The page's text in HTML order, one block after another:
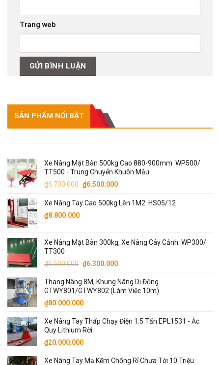
Trang web
SẢN PHẨM NỔI BẬT
Xe Nâng Mặt Bàn 500kg Cao 880-900mm. WP500/
TT500 - Trung Chuyển Khuôn Mẫu
₫6.700.000 Giá
là:
₫6.500.000Giá
tại
Xe Nâng Tay Cao 500kg Lên 1M2. HS05/12
₫8.800.000
Xe Nâng Mặt Bàn 300kg, Xe Nâng Cây Cảnh. WP300/
TT300
₫6.500.000 Giá
là:
₫6.500.000.
₫6.300.000Giá
tại
là:
Thang Nâng 8M, Khung Nâng Di Động
GTWY801/GTWY802 (Làm Việc 10m)
₫80.000.000
Xe Nâng Tay Thấp Chạy Điện 1.5 Tấn EPL1531 - Ắc
Quy Lithium Rời
₫20.000.000
Xe Nâng Tay Mạ Kẽm Chống Rỉ Chưa Tới 10 Triệu